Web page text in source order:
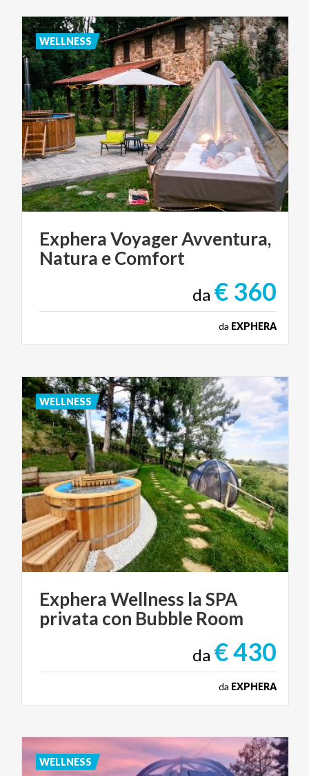
ExpheraVoyagerAvventura,
Natura eComfort
da € 360
da EXPHERA
WELLNESS
ExpheraWellness laSPA
privata con Bubble Room
da € 430
da EXPHERA
WELLNESS
WELLNESS